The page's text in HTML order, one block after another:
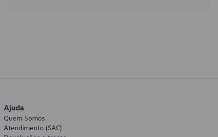
Ajuda
Quem Somos
Atendimento (SAC)